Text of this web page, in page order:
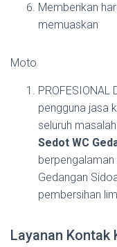
Memberikan
memuaskan
Moto
PROFESIONAL
pengguna jasa
seluruh
Sedot WC
Gedangan
pembersihan
Layanan Kontak